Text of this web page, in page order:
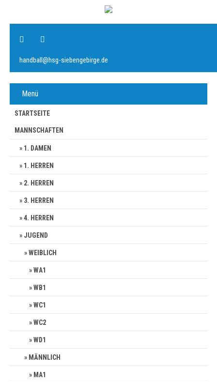
handball@hsg-siebengebirge.de
Menü
STARTSEITE
MANNSCHAFTEN
1. DAMEN
1. HERREN
2. HERREN
3. HERREN
4. HERREN
JUGEND
WEIBLICH
WA1
WB1
WC1
WC2
WD1
MÄNNLICH
MA1